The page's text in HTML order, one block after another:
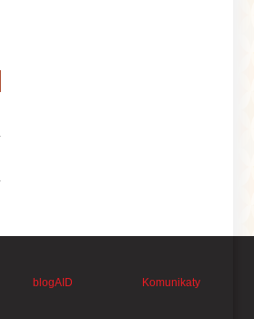
blogAID Komunikaty